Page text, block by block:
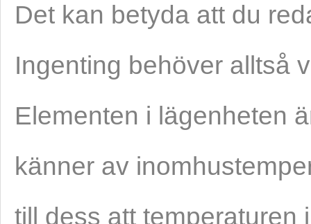
Det kan betyda att du
Ingenting behöver alltså
Elementen i lägenheten
känner av
till dess att temperaturen